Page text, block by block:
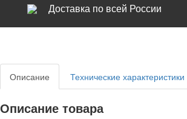
Доставка по всей России
Описание Технические характеристики
Описание товара